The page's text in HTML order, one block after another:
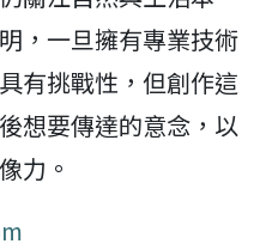
，一旦擁有專業技術
有挑戰性，但創作這
想要傳達的意念，以
力。